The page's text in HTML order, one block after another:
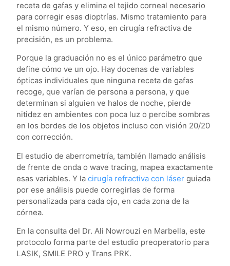
receta de gafas y elimina el tejido corneal necesario
para corregir esas dioptrías. Mismo tratamiento para
el mismo número. Y eso, en cirugía refractiva de
precisión, es un problema.
Porque la graduación no es el único parámetro que
define cómo ve un ojo. Hay docenas de variables
ópticas individuales que ninguna receta de gafas
recoge, que varían de persona a persona, y que
determinan si alguien ve halos de noche, pierde
nitidez en ambientes con poca luz o percibe sombras
en los bordes de los objetos incluso con visión 20/20
con corrección.
El estudio de aberrometría, también llamado análisis
de frente de onda o wave tracing, mapea exactamente
esas variables. Y lacirugía refractiva con láser guiada
por ese análisis puede corregirlas de forma
personalizada para cada ojo, en cada zona de la
córnea.
En la consulta del Dr. Ali Nowrouzi en Marbella, este
protocolo forma parte del estudio preoperatorio para
LASIK, SMILE PRO y Trans PRK.